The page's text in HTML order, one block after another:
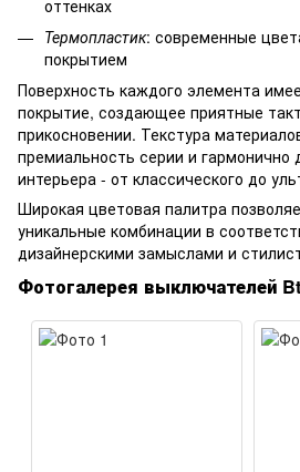
оттенках
Термопластик: современные
покрытием
Поверхность каждого элемента
покрытие, создающее приятные
прикосновении. Текстура
премиальность серии и гармонично
интерьера - от классического до
Широкая цветовая палитра
уникальные комбинации в
дизайнерскими замыслами и
Фотогалерея выключателей